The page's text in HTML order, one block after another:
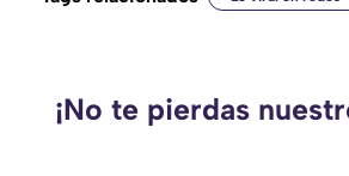
¡No te pierdas